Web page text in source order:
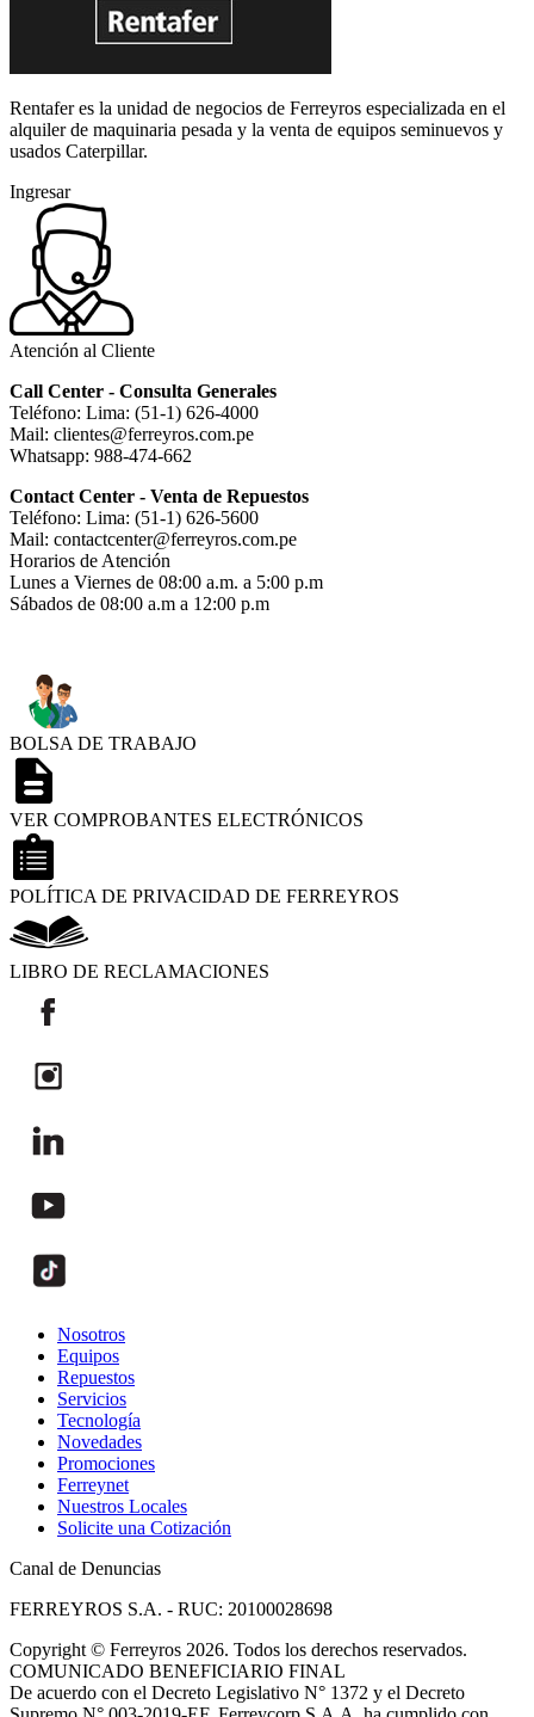
Rentafer es la unidad de negocios de Ferreyros especializada en el
alquiler de maquinaria pesada y la venta de equipos seminuevos y
usados Caterpillar.
Ingresar
Atención al Cliente
Call Center - Consulta Generales
Teléfono: Lima: (51-1) 626-4000
Mail: clientes@ferreyros.com.pe
Whatsapp: 988-474-662
Contact Center - Venta de Repuestos
Teléfono: Lima: (51-1) 626-5600
Mail: contactcenter@ferreyros.com.pe
Horarios de Atención
Lunes a Viernes de 08:00 a.m. a 5:00 p.m
Sábados de 08:00 a.m a 12:00 p.m
BOLSA DE TRABAJO
VER COMPROBANTES ELECTRÓNICOS
POLÍTICA DE PRIVACIDAD DE FERREYROS
LIBRO DE RECLAMACIONES
Nosotros
Equipos
Repuestos
Servicios
Tecnología
Novedades
Promociones
Ferreynet
Nuestros Locales
Solicite una Cotización
Canal de Denuncias
FERREYROS S.A. - RUC: 20100028698
Copyright © Ferreyros 2026. Todos los derechos reservados.
COMUNICADO BENEFICIARIO FINAL
De acuerdo con el Decreto Legislativo N° 1372 y el Decreto